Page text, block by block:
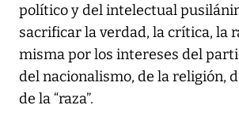
político y del intelectual
sacrificar la verdad, la crítica, la
misma por los intereses del
del nacionalismo, de la religión,
de la “raza”.